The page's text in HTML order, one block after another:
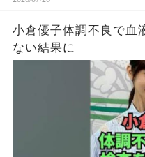
小倉優子体調不良で血
ない結果に